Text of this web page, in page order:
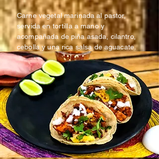
Carne vegetal marinada al pastor,
servida en tortilla a mano y
acompañada de piña asada, cilantro,
cebolla y una rica salsa de aguacate.